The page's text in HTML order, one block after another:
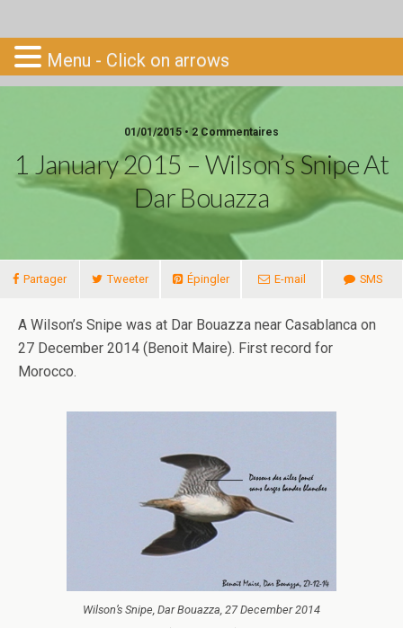
Go-South
01/01/2015 • 2 Commentaires
1 January 2015 – Wilson’s Snipe At
Dar Bouazza
Partager Tweeter Épingler E-mail SMS
A Wilson’s Snipe was at Dar Bouazza near Casablanca on
27 December 2014 (Benoit Maire). First record for
Morocco.
Wilson’s Snipe, Dar Bouazza, 27 December 2014
Menu - Click on arrows